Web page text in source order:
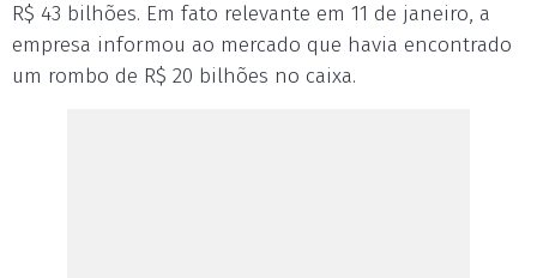
R$ 43 bilhões. Em fato relevante em 11 de janeiro, a
empresa informou ao mercado que havia encontrado
um rombo de R$ 20 bilhões no caixa.